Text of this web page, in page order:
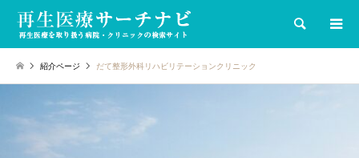
検索
紹介ページ だて整形外科リハビリテーションクリニック